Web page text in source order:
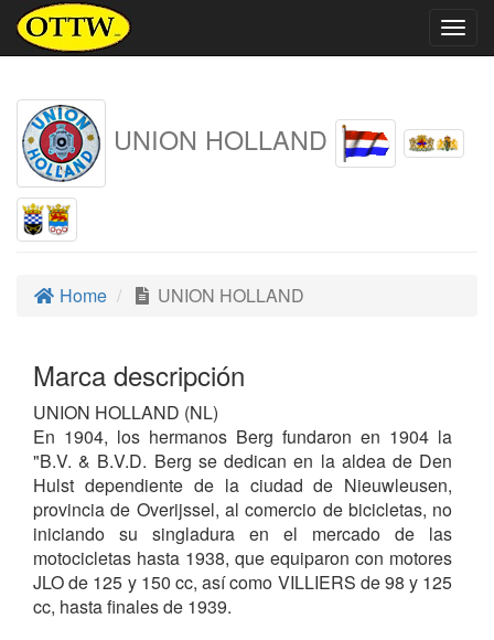
UNION HOLLAND
Home UNION HOLLAND
Marca descripción
UNION HOLLAND (NL)
En 1904, los hermanos Berg fundaron en 1904 la
"B.V. & B.V.D. Berg se dedican en la aldea de Den
Hulst dependiente de la ciudad de Nieuwleusen,
provincia de Overijssel, al comercio de bicicletas, no
iniciando su singladura en el mercado de las
motocicletas hasta 1938, que equiparon con motores
JLO de 125 y 150 cc, así como VILLIERS de 98 y 125
cc, hasta finales de 1939.